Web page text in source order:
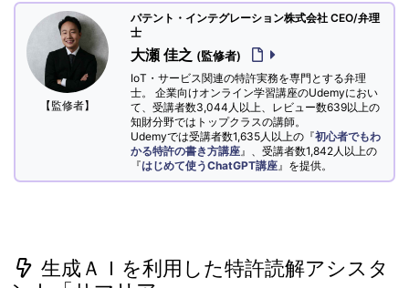
【監修者】
パテント・インテグレーション株式会社 CEO/弁理
士
大瀬 佳之 (監修者)
IoT・サービス関連の特許実務を専門とする弁理
士。 企業向けオンライン学習講座のUdemyにおい
て、受講者数3,044人以上、レビュー数639以上の
知財分野ではトップクラスの講師。
Udemyでは受講者数1,635人以上の『初心者でもわ
かる特許の書き方講座 』、受講者数1,842人以上の
『はじめて使うChatGPT講座 』を提供。
生成ＡＩを利用した特許読解アシスタ